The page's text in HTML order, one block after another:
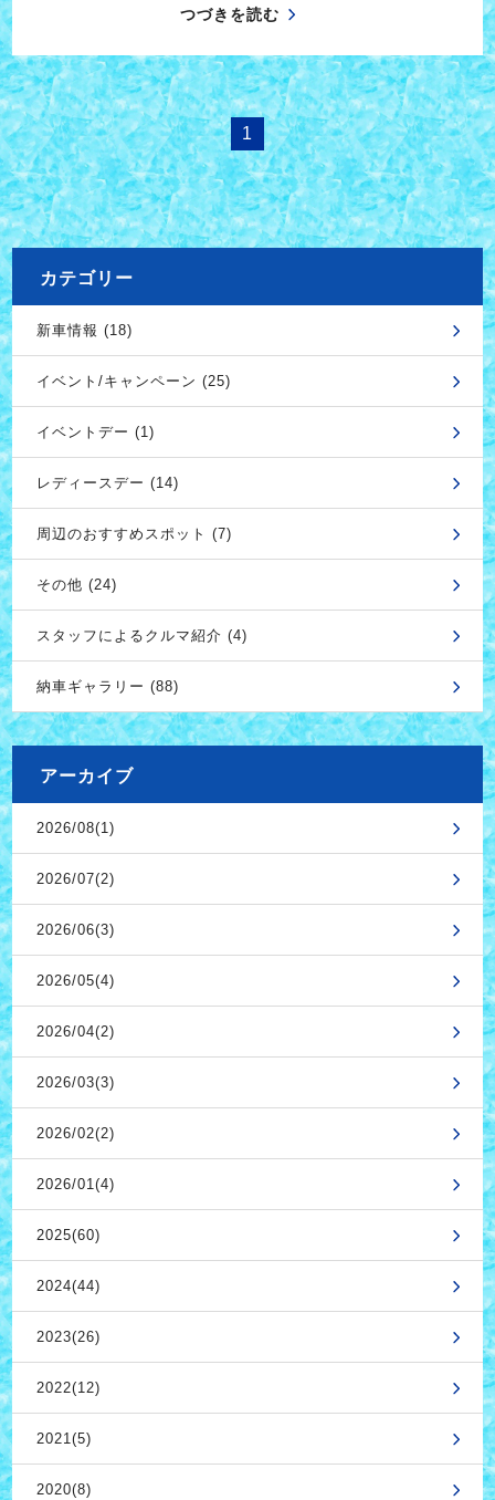
つづきを読む
1
カテゴリー
新車情報 (18)
イベント/キャンペーン (25)
イベントデー (1)
レディースデー (14)
周辺のおすすめスポット (7)
その他 (24)
スタッフによるクルマ紹介 (4)
納車ギャラリー (88)
アーカイブ
2026/08(1)
2026/07(2)
2026/06(3)
2026/05(4)
2026/04(2)
2026/03(3)
2026/02(2)
2026/01(4)
2025(60)
2024(44)
2023(26)
2022(12)
2021(5)
2020(8)